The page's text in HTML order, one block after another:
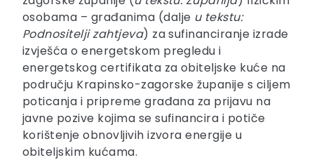
osobama – građanima (dalje u tekstu:
Podnositelji zahtjeva) za sufinanciranje izrade
izvješća o energetskom pregledu i
energetskog certifikata za obiteljske kuće na
području Krapinsko-zagorske županije s ciljem
poticanja i pripreme građana za prijavu na
javne pozive kojima se sufinancira i potiče
korištenje obnovljivih izvora energije u
obiteljskim kućama.